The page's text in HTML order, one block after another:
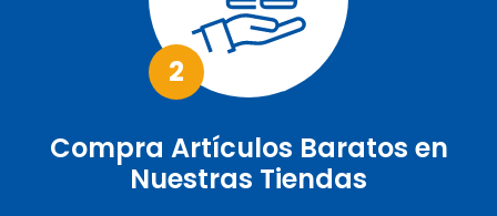
2
Compra Artículos Baratos en
Nuestras Tiendas